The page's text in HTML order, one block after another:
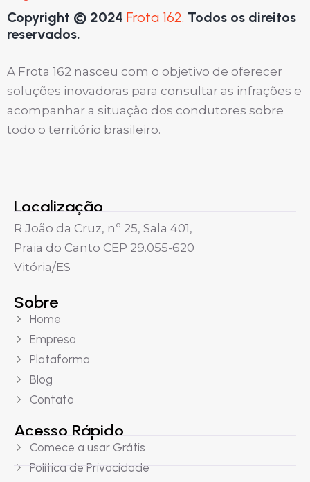
Copyright © 2024 Frota 162. Todos os direitos
reservados.
A Frota 162 nasceu com o objetivo de oferecer
soluções inovadoras para consultar as infrações e
acompanhar a situação dos condutores sobre
todo o território brasileiro.
Localização
R João da Cruz, nº 25, Sala 401,
Praia do Canto CEP 29.055-620
Vitória/ES
Sobre
Home
Empresa
Plataforma
Blog
Contato
Acesso Rápido
Comece a usar Grátis
Política de Privacidade